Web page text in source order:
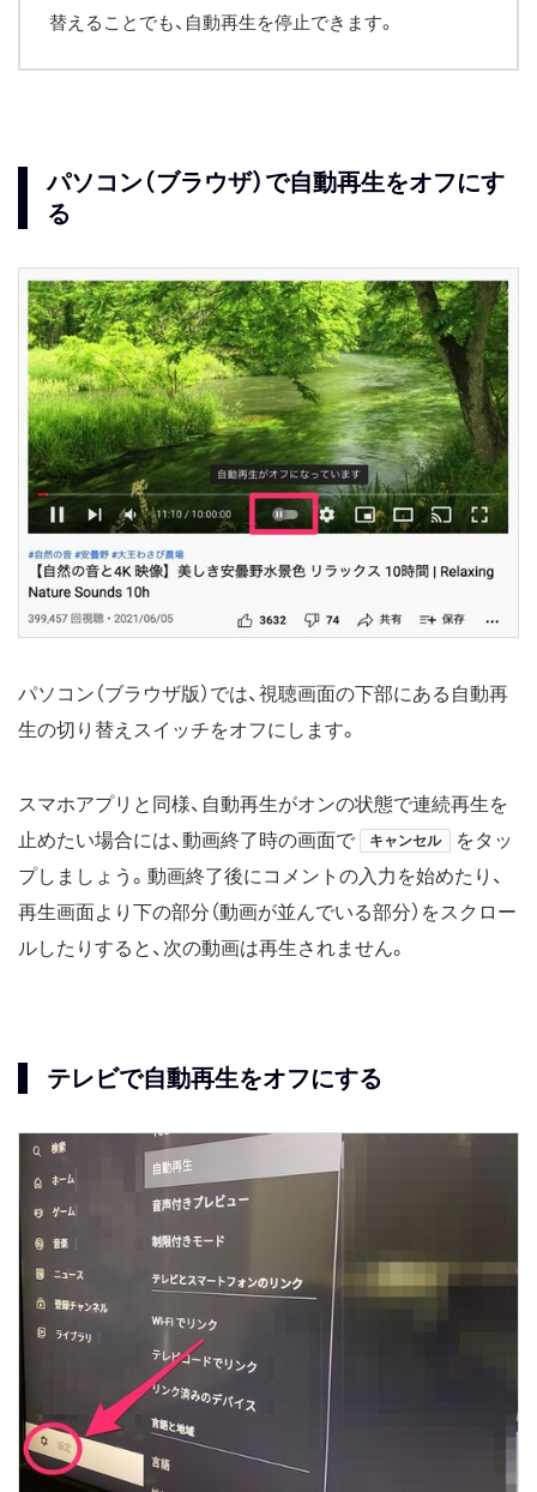
替えることでも、自動再生を停止できます。
パソコン（ブラウザ）で自動再生をオフにす
る
パソコン（ブラウザ版）では、視聴画面の下部にある自動再
生の切り替えスイッチをオフにします。
スマホアプリと同様、自動再生がオンの状態で連続再生を
止めたい場合には、動画終了時の画面で
キャンセル
をタッ
プしましょう。動画終了後にコメントの入力を始めたり、
再生画面より下の部分（動画が並んでいる部分）をスクロー
ルしたりすると、次の動画は再生されません。
テレビで自動再生をオフにする